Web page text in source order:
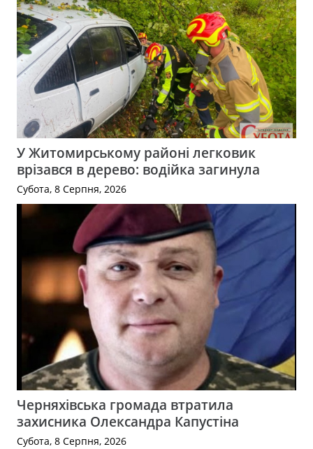
У Житомирському районі легковик
врізався в дерево: водійка загинула
Субота, 8 Серпня, 2026
Черняхівська громада втратила
захисника Олександра Капустіна
Субота, 8 Серпня, 2026